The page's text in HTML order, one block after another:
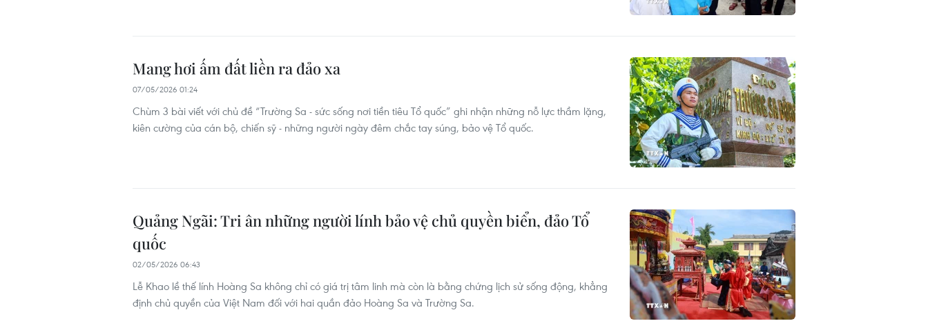
Mang hơi ấm đất liền ra đảo xa
07/05/2026 01:24
Chùm 3 bài viết với chủ đề “Trường Sa - sức sống nơi tiền tiêu Tổ quốc” ghi nhận những nỗ lực thầm lặng,
kiên cường của cán bộ, chiến sỹ - những người ngày đêm chắc tay súng, bảo vệ Tổ quốc.
Quảng Ngãi: Tri ân những người lính bảo vệ chủ quyền biển, đảo Tổ
quốc
02/05/2026 06:43
Lễ Khao lề thế lính Hoàng Sa không chỉ có giá trị tâm linh mà còn là bằng chứng lịch sử sống động, khẳng
định chủ quyền của Việt Nam đối với hai quần đảo Hoàng Sa và Trường Sa.